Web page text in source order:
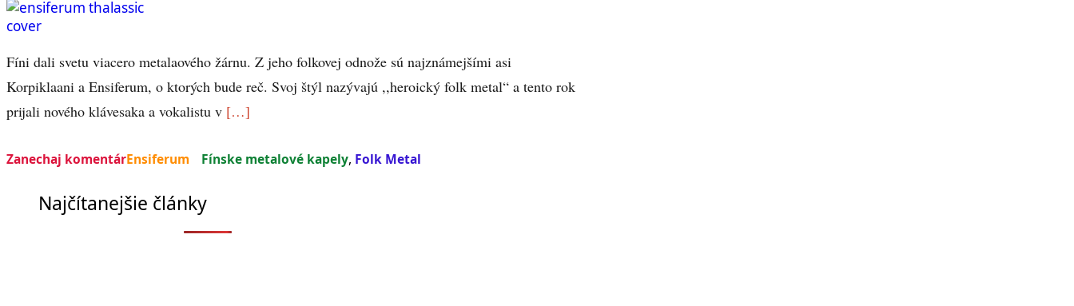
Fíni dali svetu viacero metalaového žárnu. Z jeho folkovej odnože sú najznámejšími asi
Korpiklaani a Ensiferum, o ktorých bude reč. Svoj štýl nazývajú ,,heroický folk metal“ a tento rok
prijali nového klávesaka a vokalistu v […]
Zanechaj komentárEnsiferum Fínske metalové kapely, Folk Metal
Najčítanejšie články